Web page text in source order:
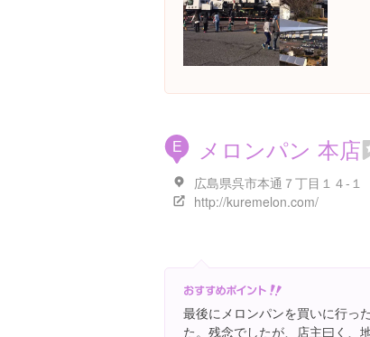
E メロンパン 本店
広島県呉市本通７丁目１４-１
http://kuremelon.com/
最後にメロンパンを買いに行っ
た。残念でしたが、店主曰く、